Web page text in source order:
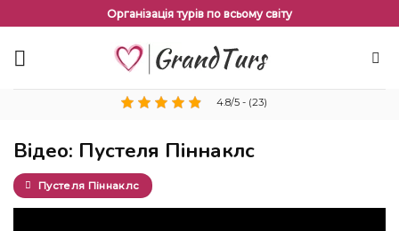
змісту
Організація турів по всьому світу
4.8/5 - (23)
Відео: Пустеля Піннаклс
Пустеля Піннаклс